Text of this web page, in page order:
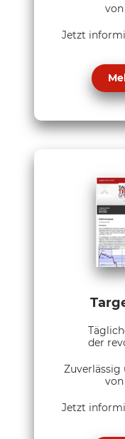
von
Jetzt
der
Zuverlässig
von
Jetzt